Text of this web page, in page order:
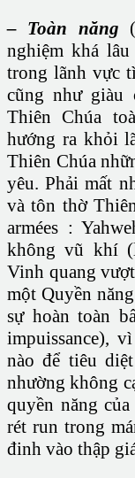
– Toàn năng
nghiệm khá
trong lãnh vực
cũng như giàu
Thiên Chúa
hướng ra khỏi
Thiên Chúa
yêu. Phải mất
và tôn thờ
armées :
không vũ khí
Vinh quang
một Quyền
sự hoàn toàn
impuissance),
nào để tiêu
nhường không
quyền năng
rét run trong
đinh vào thập